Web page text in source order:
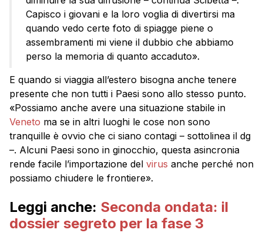
Capisco i giovani e la loro voglia di divertirsi ma
quando vedo certe foto di spiagge piene o
assembramenti mi viene il dubbio che abbiamo
perso la memoria di quanto accaduto».
E quando si viaggia all’estero bisogna anche tenere
presente che non tutti i Paesi sono allo stesso punto.
«Possiamo anche avere una situazione stabile in
Veneto ma se in altri luoghi le cose non sono
tranquille è ovvio che ci siano contagi – sottolinea il dg
–. Alcuni Paesi sono in ginocchio, questa asincronia
rende facile l’importazione del virus anche perché non
possiamo chiudere le frontiere».
Leggi anche: Seconda ondata: il
dossier segreto per la fase 3